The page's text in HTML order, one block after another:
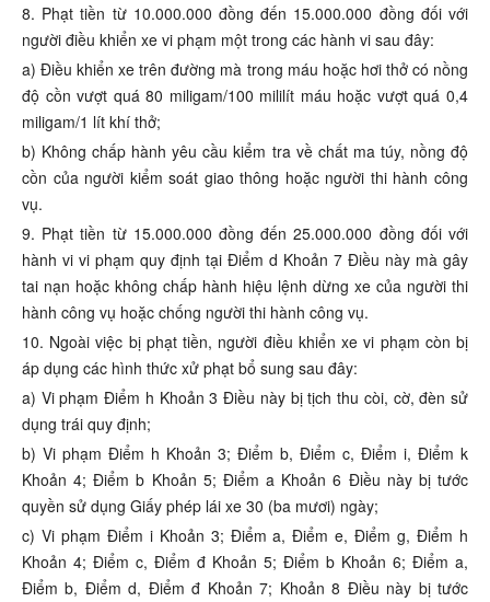
8. Phạt tiền từ 10.000.000 đồng đến 15.000.000 đồng đối với
người điều khiển xe vi phạm một trong các hành vi sau đây:
a) Điều khiển xe trên đường mà trong máu hoặc hơi thở có nồng
độ cồn vượt quá 80 miligam/100 mililít máu hoặc vượt quá 0,4
miligam/1 lít khí thở;
b) Không chấp hành yêu cầu kiểm tra về chất ma túy, nồng độ
cồn của người kiểm soát giao thông hoặc người thi hành công
vụ.
9. Phạt tiền từ 15.000.000 đồng đến 25.000.000 đồng đối với
hành vi vi phạm quy định tại Điểm d Khoản 7 Điều này mà gây
tai nạn hoặc không chấp hành hiệu lệnh dừng xe của người thi
hành công vụ hoặc chống người thi hành công vụ.
10. Ngoài việc bị phạt tiền, người điều khiển xe vi phạm còn bị
áp dụng các hình thức xử phạt bổ sung sau đây:
a) Vi phạm Điểm h Khoản 3 Điều này bị tịch thu còi, cờ, đèn sử
dụng trái quy định;
b) Vi phạm Điểm h Khoản 3; Điểm b, Điểm c, Điểm i, Điểm k
Khoản 4; Điểm b Khoản 5; Điểm a Khoản 6 Điều này bị tước
quyền sử dụng Giấy phép lái xe 30 (ba mươi) ngày;
c) Vi phạm Điểm i Khoản 3; Điểm a, Điểm e, Điểm g, Điểm h
Khoản 4; Điểm c, Điểm đ Khoản 5; Điểm b Khoản 6; Điểm a,
Điểm b, Điểm d, Điểm đ Khoản 7; Khoản 8 Điều này bị tước